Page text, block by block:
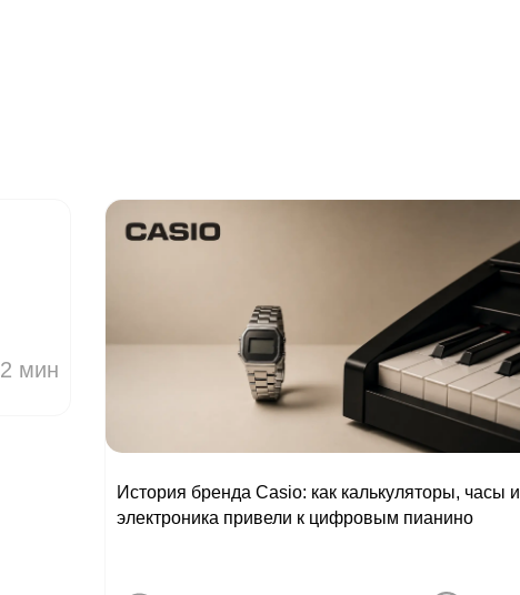
2 мин
История бренда Casio: как калькуляторы, часы и
электроника привели к цифровым пианино